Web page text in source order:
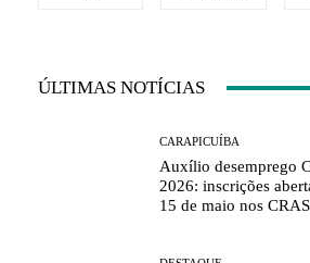
ÚLTIMAS NOTÍCIAS
CARAPICUÍBA
Auxílio desemprego
2026: inscrições
15 de maio nos CRAS